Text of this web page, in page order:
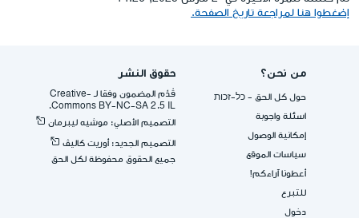
إضغطوا هنا لمراجعة تاريخ الصفحة.
من نحن؟
حول كل الحق - כל-זכות
اسئلة واجوبة
إمكانية الوصول
سياسات الموقع
أعطونا آراءكم!
للتبرع
دخول
حقوق النشر
قُدِّم المضمون وفقا لـ -Creative
Commons BY-NC-SA 2.5 IL.
التصميم الأصلي: موشيه ليبرمان
التصميم الجديد: أوريت كاليڤ
جميع الحقوق محفوظة لكل الحق